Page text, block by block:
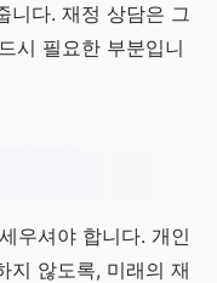
니다. 재정 상담은 그
시 필요한 부분입니
우셔야 합니다. 개인
지 않도록, 미래의 재